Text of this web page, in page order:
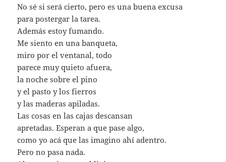
No sé si será cierto, pero es una buena excusa
para postergar la tarea.
Además estoy fumando.
Me siento en una banqueta,
miro por el ventanal, todo
parece muy quieto afuera,
la noche sobre el pino
y el pasto y los fierros
y las maderas apiladas.
Las cosas en las cajas descansan
apretadas. Esperan a que pase algo,
como yo acá que las imagino ahí adentro.
Pero no pasa nada.